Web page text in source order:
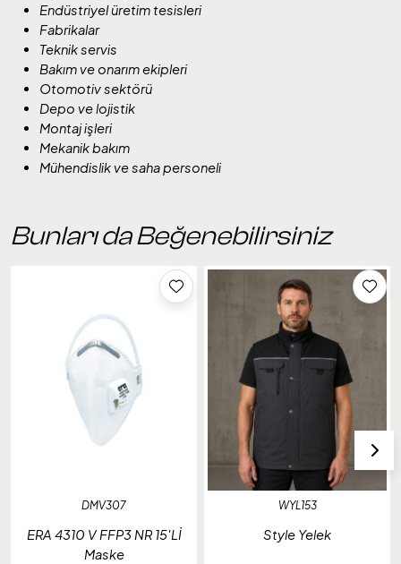
Endüstriyel üretim tesisleri
Fabrikalar
Teknik servis
Bakım ve onarım ekipleri
Otomotiv sektörü
Depo ve lojistik
Montaj işleri
Mekanik bakım
Mühendislik ve saha personeli
Bunları da Beğenebilirsiniz
DMV307
ERA 4310 V FFP3 NR 15'Lİ
Maske
WYL153
Style Yelek